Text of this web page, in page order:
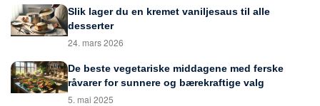
Slik lager du en kremet vaniljesaus til alle
desserter
24. mars 2026
De beste vegetariske middagene med ferske
råvarer for sunnere og bærekraftige valg
5. mai 2025